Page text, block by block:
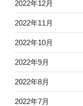
2022年12月
2022年11月
2022年10月
2022年9月
2022年8月
2022年7月